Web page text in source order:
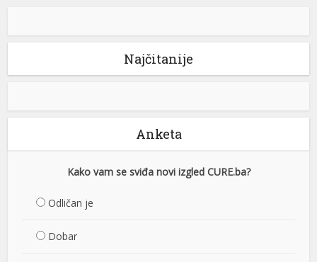
Najčitanije
Anketa
Kako vam se sviđa novi izgled CURE.ba?
Odličan je
Dobar